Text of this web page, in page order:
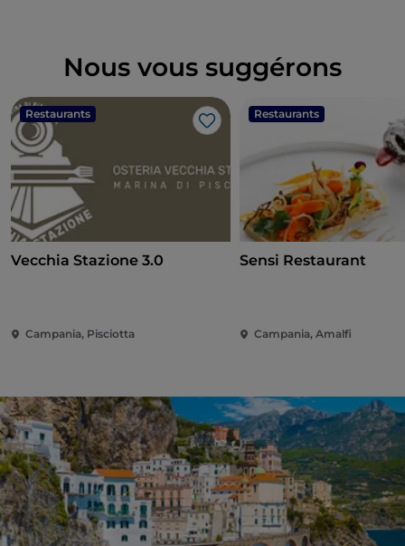
Nous vous suggérons
Restaurants
J’aime
Vecchia Stazione 3.0
Campania, Pisciotta
Restaurants
Sensi Restaurant
Campania, Amalfi